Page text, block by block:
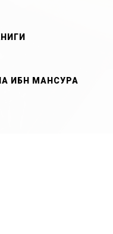
ИБН МАНСУРА